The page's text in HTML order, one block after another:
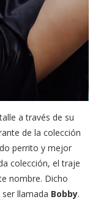
a través de su
de la colección
perrito y mejor
colección, el traje
nombre. Dicho
llamada Bobby.